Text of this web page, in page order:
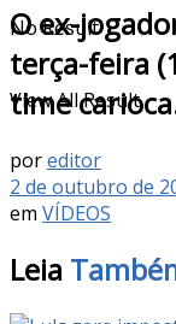
No Result
View All Result
O ex-
terça-feira
time
poreditor
2 de outubro de
em VÍDEOS
Leia